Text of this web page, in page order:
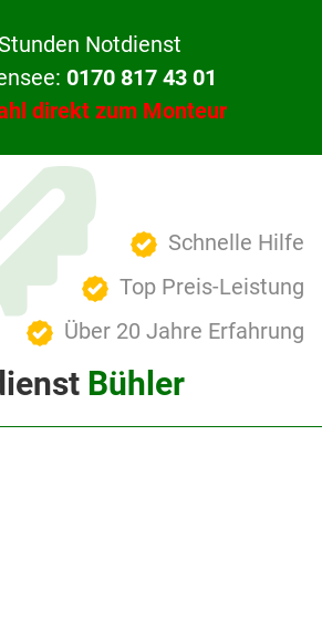
Notdienst
0170 817 43 01
direkt zum Monteur
Schnelle Hilfe
Top Preis-Leistung
Über 20 Jahre Erfahrung
Bühler